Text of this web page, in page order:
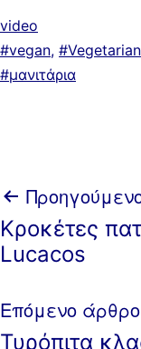
Κατηγοριοποιημένα
ως
video
Με
ετικέτα:
vegan, Vegetarian
μανιτάρια
άρθρων
Κροκέτες
Lucacos
Επόμενο άρθρο
Τυρόπιτα